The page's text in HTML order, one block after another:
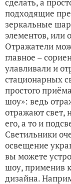
подходящие
зеркальные
элементов,
Отражатели
главное –
улавливали и
стационарных
простого
шоу»: ведь
отражают
его, а то и
Светильники
освещение
вы можете
шоу, применив
дизайна.